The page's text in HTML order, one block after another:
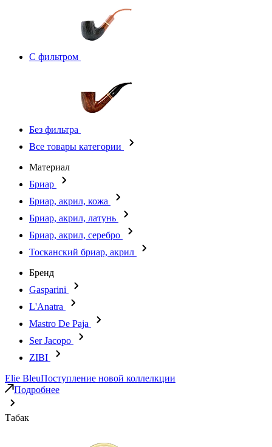
С фильтром
Без фильтра
Все товары категории
Материал
Бриар
Бриар, акрил, кожа
Бриар, акрил, латунь
Бриар, акрил, серебро
Тосканский бриар, акрил
Бренд
Gasparini
L'Anatra
Mastro De Paja
Ser Jacopo
ZIBI
Elie BleuПоступление новой коллелкции
Подробнее
Табак